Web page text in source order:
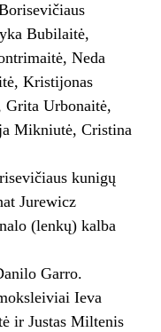
Bubilaitė,
Neda
Kristijonas
Grita Urbonaitė,
Mikniutė, Cristina
kunigų
Jurewicz
(lenkų) kalba
Garro.
Ieva
ir Justas Miltenis